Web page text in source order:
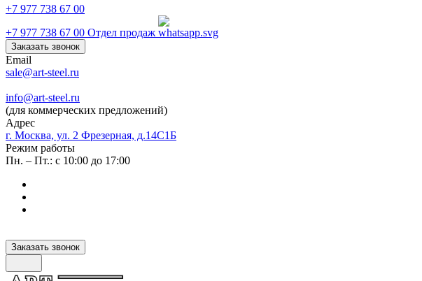
+7 977 738 67 00
+7 977 738 67 00 Отдел продаж
Заказать звонок
Email
sale@art-steel.ru
info@art-steel.ru
(для коммерческих предложений)
Адрес
г. Москва, ул. 2 Фрезерная, д.14С1Б
Режим работы
Пн. – Пт.: с 10:00 до 17:00
Заказать звонок